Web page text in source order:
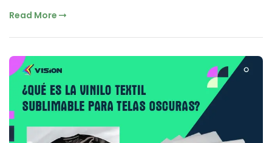
Read More